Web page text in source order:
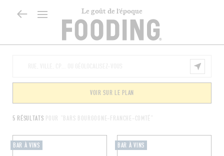
Le goût de l’époque
5 RÉSULTATS POUR "BARS BOURGOGNE-FRANCHE-COMTÉ"
VOIR SUR LE PLAN
BAR À VINS BAR À VINS